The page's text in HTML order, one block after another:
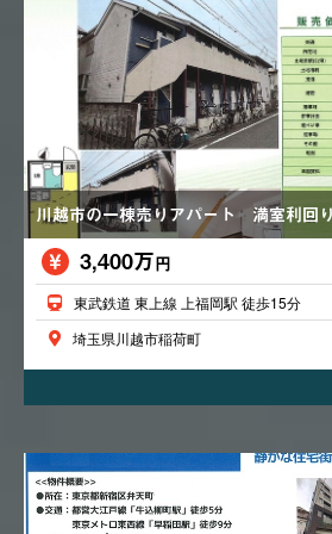
3,400万円
東武鉄道 東上線 上福岡駅 徒歩15分
埼玉県川越市稲荷町